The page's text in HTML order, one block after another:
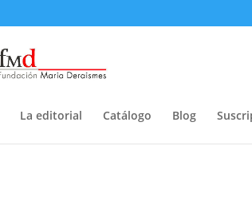
La editorial Catálogo Blog